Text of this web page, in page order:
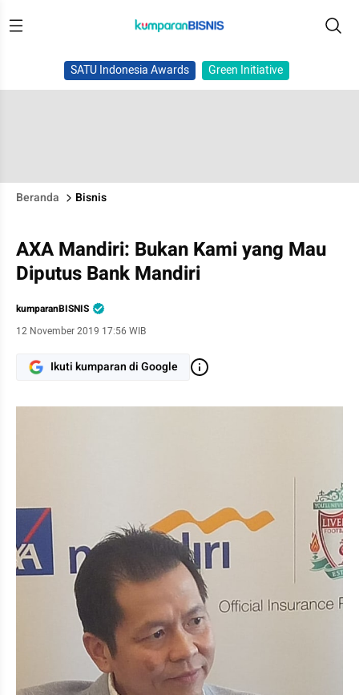
SATU Indonesia Awards Green Initiative
Beranda Bisnis
AXA Mandiri: Bukan Kami yang Mau
Diputus Bank Mandiri
kumparanBISNIS
12 November 2019 17:56 WIB
Ikuti kumparan di Google